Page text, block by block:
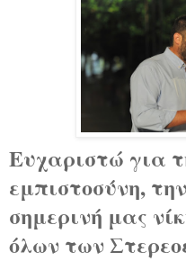
Ευχαριστώ για
εμπιστοσύνη,
σημερινή μας
όλων των